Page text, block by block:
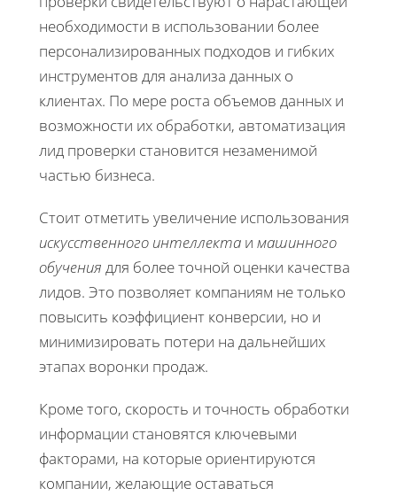
необходимости в использовании более
персонализированных подходов и гибких
инструментов для анализа данных о
клиентах. По мере роста объемов данных и
возможности их обработки, автоматизация
лид проверки становится незаменимой
частью бизнеса.
Стоит отметить увеличение использования
искусственного интеллекта и машинного
обучения для более точной оценки качества
лидов. Это позволяет компаниям не только
повысить коэффициент конверсии, но и
минимизировать потери на дальнейших
этапах воронки продаж.
Кроме того, скорость и точность обработки
информации становятся ключевыми
факторами, на которые ориентируются
компании, желающие оставаться